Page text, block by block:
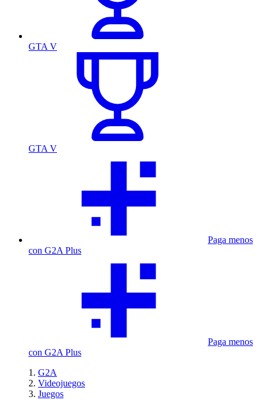
GTA V
GTA V
Paga menos
con G2A Plus
Paga menos
con G2A Plus
G2A
Videojuegos
Juegos